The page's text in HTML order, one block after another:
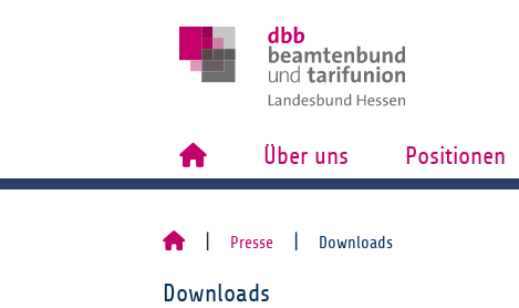
Über uns Positionen
Presse Downloads
Downloads